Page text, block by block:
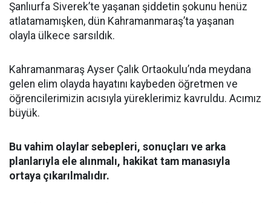
Şanlıurfa Siverek’te yaşanan şiddetin şokunu henüz
atlatamamışken, dün Kahramanmaraş’ta yaşanan
olayla ülkece sarsıldık.
Kahramanmaraş Ayser Çalık Ortaokulu’nda meydana
gelen elim olayda hayatını kaybeden öğretmen ve
öğrencilerimizin acısıyla yüreklerimiz kavruldu. Acımız
büyük.
Bu vahim olaylar sebepleri, sonuçları ve arka
planlarıyla ele alınmalı, hakikat tam manasıyla
ortaya çıkarılmalıdır.